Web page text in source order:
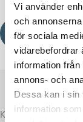
Vi använder
och
för sociala
vidarebefordrar
information
annons- och
Dessa kan i sin
information
Komplettera med rätt